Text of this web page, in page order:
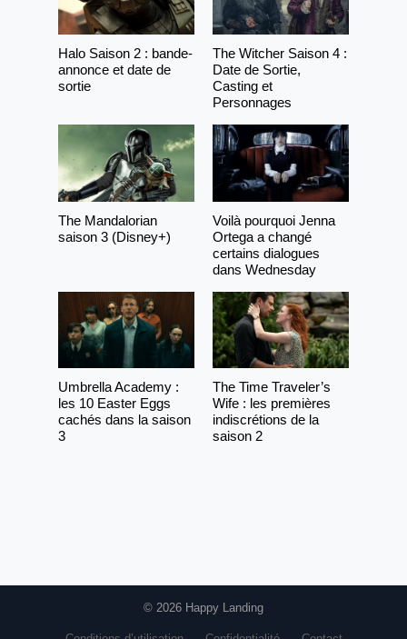
Halo Saison 2 : bande-
annonce et date de
sortie
The Witcher Saison 4 :
Date de Sortie,
Casting et
Personnages
The Mandalorian
saison 3 (Disney+)
Voilà pourquoi Jenna
Ortega a changé
certains dialogues
dans Wednesday
Umbrella Academy :
les 10 Easter Eggs
cachés dans la saison
3
The Time Traveler’s
Wife : les premières
indiscrétions de la
saison 2
© 2026 Happy Landing